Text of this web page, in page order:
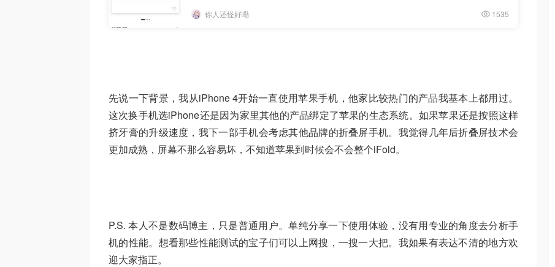
你人还怪好嘞 1535
先说一下背景，我从iPhone 4开始一直使用苹果手机，他家比较热门的产品我基本上都用过。
这次换手机选iPhone还是因为家里其他的产品绑定了苹果的生态系统。如果苹果还是按照这样
挤牙膏的升级速度，我下一部手机会考虑其他品牌的折叠屏手机。我觉得几年后折叠屏技术会
更加成熟，屏幕不那么容易坏，不知道苹果到时候会不会整个iFold。
P.S. 本人不是数码博主，只是普通用户。单纯分享一下使用体验，没有用专业的角度去分析手
机的性能。想看那些性能测试的宝子们可以上网搜，一搜一大把。我如果有表达不清的地方欢
迎大家指正。